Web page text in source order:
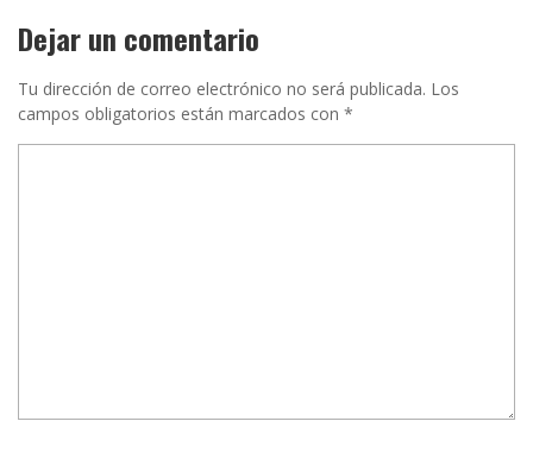
Dejar un comentario
Tu dirección de correo electrónico no será publicada. Los
campos obligatorios están marcados con *